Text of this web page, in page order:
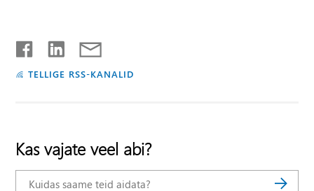
TELLIGE RSS-KANALID
Kas vajate veel abi?